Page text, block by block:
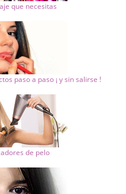
que necesitas
paso a paso ¡ y sin salirse !
de pelo